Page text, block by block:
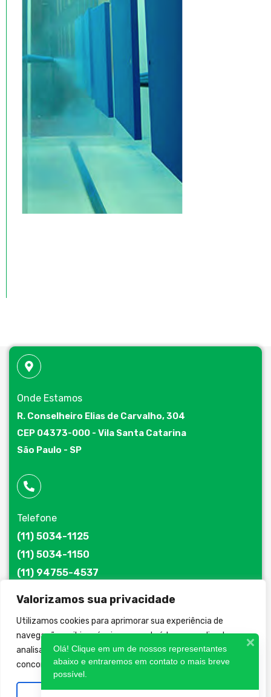
Valorizamos sua privacidade
Utilizamos cookies para aprimorar sua experiência de
navegação, exibir anúncios ou conteúdo personalizado e
analisar nosso tráfego. Ao clicar em “Aceitar todos”, você
concorda com nosso uso de cookies.
Onde Estamos
R. Conselheiro Elias de Carvalho, 304
CEP 04373-000 - Vila Santa Catarina
São Paulo - SP
Telefone
(11) 5034-1125
(11) 5034-1150
(11) 94755-4537
E-mail
jatomaq@jatomaq.com.br
Olá! Clique em um de nossos representantes
abaixo e entraremos em contato o mais breve
possível.